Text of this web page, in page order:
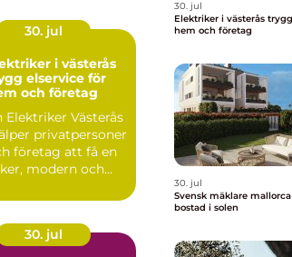
30. jul
i västerås
elservice för
och företag
Elektriker Västerås
privatpersoner
företag att få en
modern och
30. jul
30. jul
Elektriker i västerås trygg elservice för
hem och företag
30. jul
Svensk mäklare mallorca trygg väg till
bostad i solen